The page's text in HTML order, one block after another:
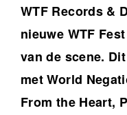
WTF Records &
nieuwe WTF
van de scene.
met World
From the Heart,